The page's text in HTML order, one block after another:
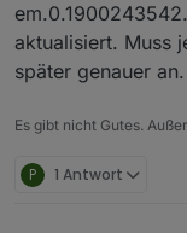
aktualisiert. Muss
später genauer an.
Es gibt nicht Gutes.
P 1 Antwort